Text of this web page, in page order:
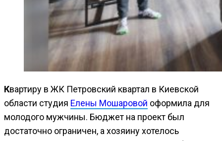
Квартиру в ЖК Петровский квартал в Киевской
области студия Елены Мошаровой оформила для
молодого мужчины. Бюджет на проект был
достаточно ограничен, а хозяину хотелось